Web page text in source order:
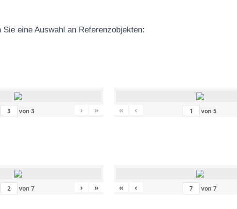
Sie eine Auswahl an Referenzobjekten:
von3 › »
von7 › »
« ‹ von5
« ‹ von7